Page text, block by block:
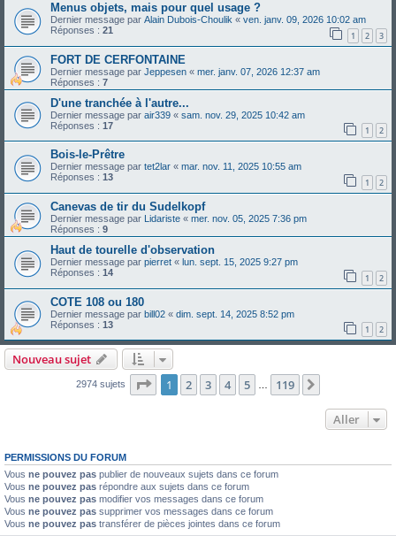
Menus objets, mais pour quel usage ?
Dernier message par Alain Dubois-Choulik « ven. janv. 09, 2026 10:02 am
Réponses : 21 1 2 3
FORT DE CERFONTAINE
Dernier message par Jeppesen « mer. janv. 07, 2026 12:37 am
Réponses : 7
D'une tranchée à l'autre...
Dernier message par air339 « sam. nov. 29, 2025 10:42 am
Réponses : 17 1 2
Bois-le-Prêtre
Dernier message par tet2lar « mar. nov. 11, 2025 10:55 am
Réponses : 13 1 2
Canevas de tir du Sudelkopf
Dernier message par Lidariste « mer. nov. 05, 2025 7:36 pm
Réponses : 9
Haut de tourelle d'observation
Dernier message par pierret « lun. sept. 15, 2025 9:27 pm
Réponses : 14 1 2
COTE 108 ou 180
Dernier message par bill02 « dim. sept. 14, 2025 8:52 pm
Réponses : 13 1 2
Nouveau sujet
2974 sujets Page 1sur119
1 2 3 4 5 … 119
Aller
PERMISSIONS DU FORUM
Vous ne pouvez pas publier de nouveaux sujets dans ce forum
Vous ne pouvez pas répondre aux sujets dans ce forum
Vous ne pouvez pas modifier vos messages dans ce forum
Vous ne pouvez pas supprimer vos messages dans ce forum
Vous ne pouvez pas transférer de pièces jointes dans ce forum